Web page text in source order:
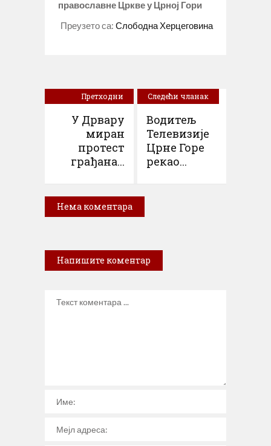
православне Цркве у Црној Гори
Преузето са: Слободна Херцеговина
Претходни
У Дрвару
миран
протест
грађана...
Следећи чланак
Водитељ
Телевизије
Црне Горе
рекао...
Нема коментара
Напишите коментар